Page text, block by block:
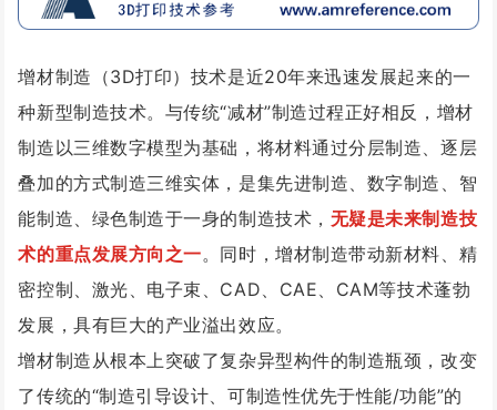
增材制造（3D打印）技术是近20年来迅速发展起来的一
种新型制造技术。与传统“减材”制造过程正好相反，增材
制造以三维数字模型为基础，将材料通过分层制造、逐层
叠加的方式制造三维实体，是集先进制造、数字制造、智
能制造、绿色制造于一身的制造技术， 无疑是未来制造技
术的重点发展方向之一。同时，增材制造带动新材料、精
密控制、激光、电子束、CAD、CAE、CAM等技术蓬勃
发展，具有巨大的产业溢出效应。
增材制造从根本上突破了复杂异型构件的制造瓶颈，改变
了传统的“制造引导设计、可制造性优先于性能/功能”的